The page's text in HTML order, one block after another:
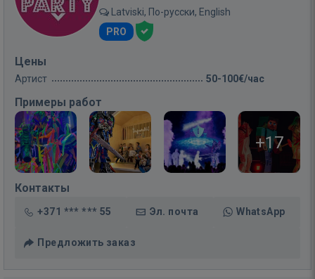
Latviski, По-русски, English
PRO
Цены
Артист 50-100€/час
Примеры работ
+17
Контакты
+371 *** *** 55 Эл. почта WhatsApp
Предложить заказ